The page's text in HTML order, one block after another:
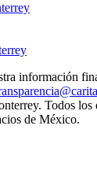
información
Todos los
de México.